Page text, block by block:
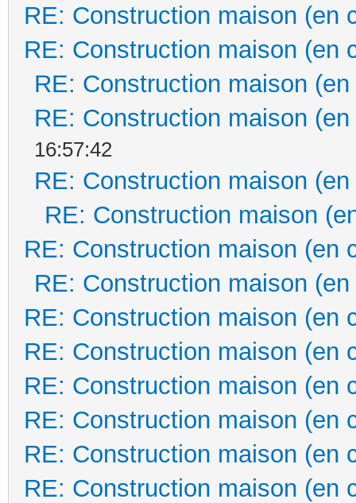
RE: Construction maison (en
RE: Construction maison (en
RE: Construction maison
RE: Construction maison
16:57:42
RE: Construction maison
RE: Construction maison
RE: Construction maison (en
RE: Construction maison
RE: Construction maison (en
RE: Construction maison (en
RE: Construction maison (en
RE: Construction maison (en
RE: Construction maison (en
RE: Construction maison (en